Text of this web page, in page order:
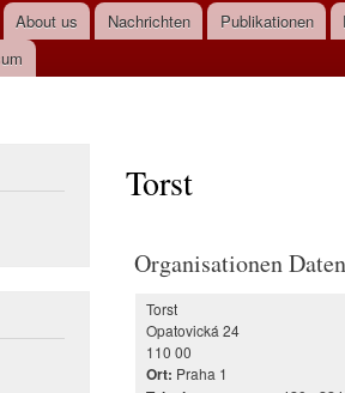
About us Nachrichten Publikationen
Torst
Organisationen Daten
Torst
Opatovická 24
110 00
Ort: Praha 1